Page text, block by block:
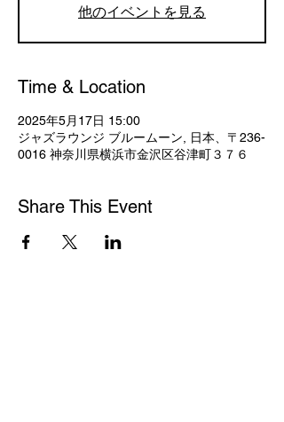
他のイベントを見る
Time & Location
2025年5月17日 15:00
ジャズラウンジ ブルームーン, 日本、〒236-
0016 神奈川県横浜市金沢区谷津町３７６
Share This Event